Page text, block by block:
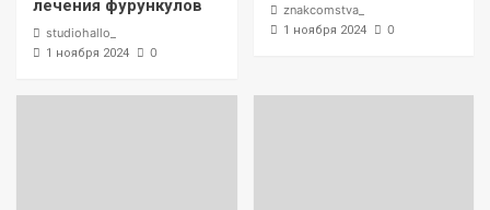
лечения фурункулов
studiohallo_
1 ноября 2024 0
znakcomstva_
1 ноября 2024 0